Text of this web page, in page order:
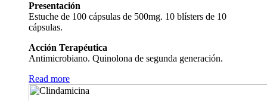
Presentación
Estuche de 100 cápsulas de 500mg. 10 blísters de 10
cápsulas.
Acción Terapéutica
Antimicrobiano. Quinolona de segunda generación.
Read more